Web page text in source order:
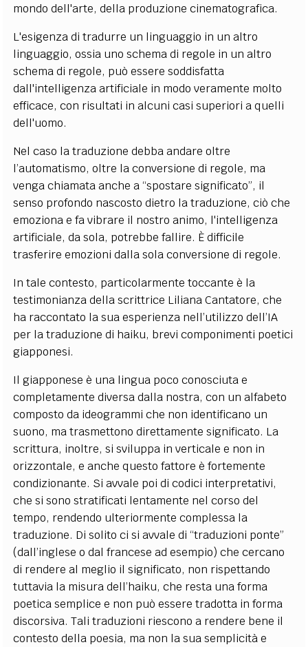
mondo dell'arte, della produzione cinematografica.
L'esigenza di tradurre un linguaggio in un altro
linguaggio, ossia uno schema di regole in un altro
schema di regole, può essere soddisfatta
dall'intelligenza artificiale in modo veramente molto
efficace, con risultati in alcuni casi superiori a quelli
dell'uomo.
Nel caso la traduzione debba andare oltre
l’automatismo, oltre la conversione di regole, ma
venga chiamata anche a “spostare significato”, il
senso profondo nascosto dietro la traduzione, ciò che
emoziona e fa vibrare il nostro animo, l'intelligenza
artificiale, da sola, potrebbe fallire. È difficile
trasferire emozioni dalla sola conversione di regole.
In tale contesto, particolarmente toccante è la
testimonianza della scrittrice Liliana Cantatore, che
ha raccontato la sua esperienza nell’utilizzo dell’IA
per la traduzione di haiku, brevi componimenti poetici
giapponesi.
Il giapponese è una lingua poco conosciuta e
completamente diversa dalla nostra, con un alfabeto
composto da ideogrammi che non identificano un
suono, ma trasmettono direttamente significato. La
scrittura, inoltre, si sviluppa in verticale e non in
orizzontale, e anche questo fattore è fortemente
condizionante. Si avvale poi di codici interpretativi,
che si sono stratificati lentamente nel corso del
tempo, rendendo ulteriormente complessa la
traduzione. Di solito ci si avvale di “traduzioni ponte”
(dall’inglese o dal francese ad esempio) che cercano
di rendere al meglio il significato, non rispettando
tuttavia la misura dell’haiku, che resta una forma
poetica semplice e non può essere tradotta in forma
discorsiva. Tali traduzioni riescono a rendere bene il
contesto della poesia, ma non la sua semplicità e